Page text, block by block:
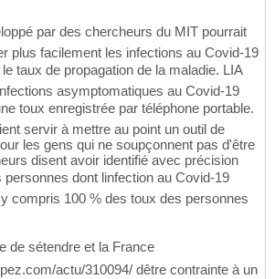
par des chercheurs du MIT pourrait
plus facilement les infections au Covid-19
taux de propagation de la maladie. LIA
asymptomatiques au Covid-19
toux enregistrée par téléphone portable.
servir à mettre au point un outil de
les gens qui ne soupçonnent pas d'être
disent avoir identifié avec précision
dont linfection au Covid-19
compris 100 % des toux des personnes
de sétendre et la France
actu/310094/ dêtre contrainte à un